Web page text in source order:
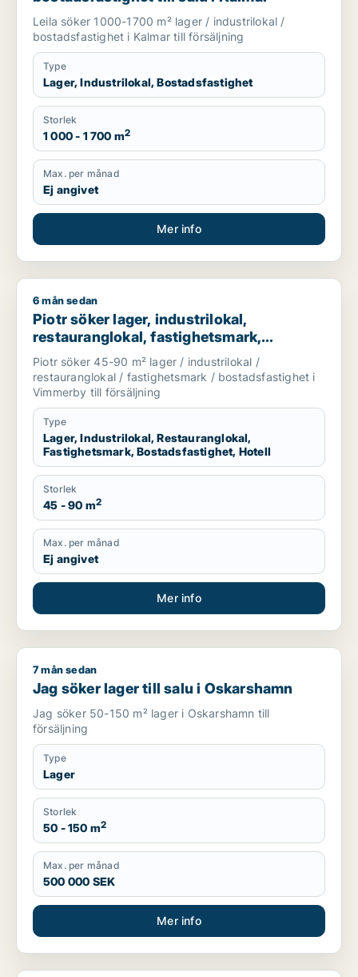
Leila söker 1000-1700 m² lager / industrilokal /
bostadsfastighet i Kalmar till försäljning
Type
Lager, Industrilokal, Bostadsfastighet
Storlek
1 000 - 1 700 m2
Max. per månad
Ej angivet
Mer info
Piotr söker lager, industrilokal, restauranglokal,
6 mån sedan
Piotr söker lager, industrilokal,
restauranglokal, fastighetsmark,
bostadsfastighet eller hotell till salu i
Vimmerby
Piotr söker 45-90 m² lager / industrilokal /
restauranglokal / fastighetsmark / bostadsfastighet i
Vimmerby till försäljning
Type
Lager, Industrilokal, Restauranglokal,
Fastighetsmark, Bostadsfastighet, Hotell
Storlek
45 - 90 m2
Max. per månad
Ej angivet
Mer info
Jag söker lager till salu i Oskarshamn
7 mån sedan
Jag söker lager till salu i Oskarshamn
Jag söker 50-150 m² lager i Oskarshamn till
försäljning
Type
Lager
Storlek
50 - 150 m2
Max. per månad
500 000 SEK
Mer info